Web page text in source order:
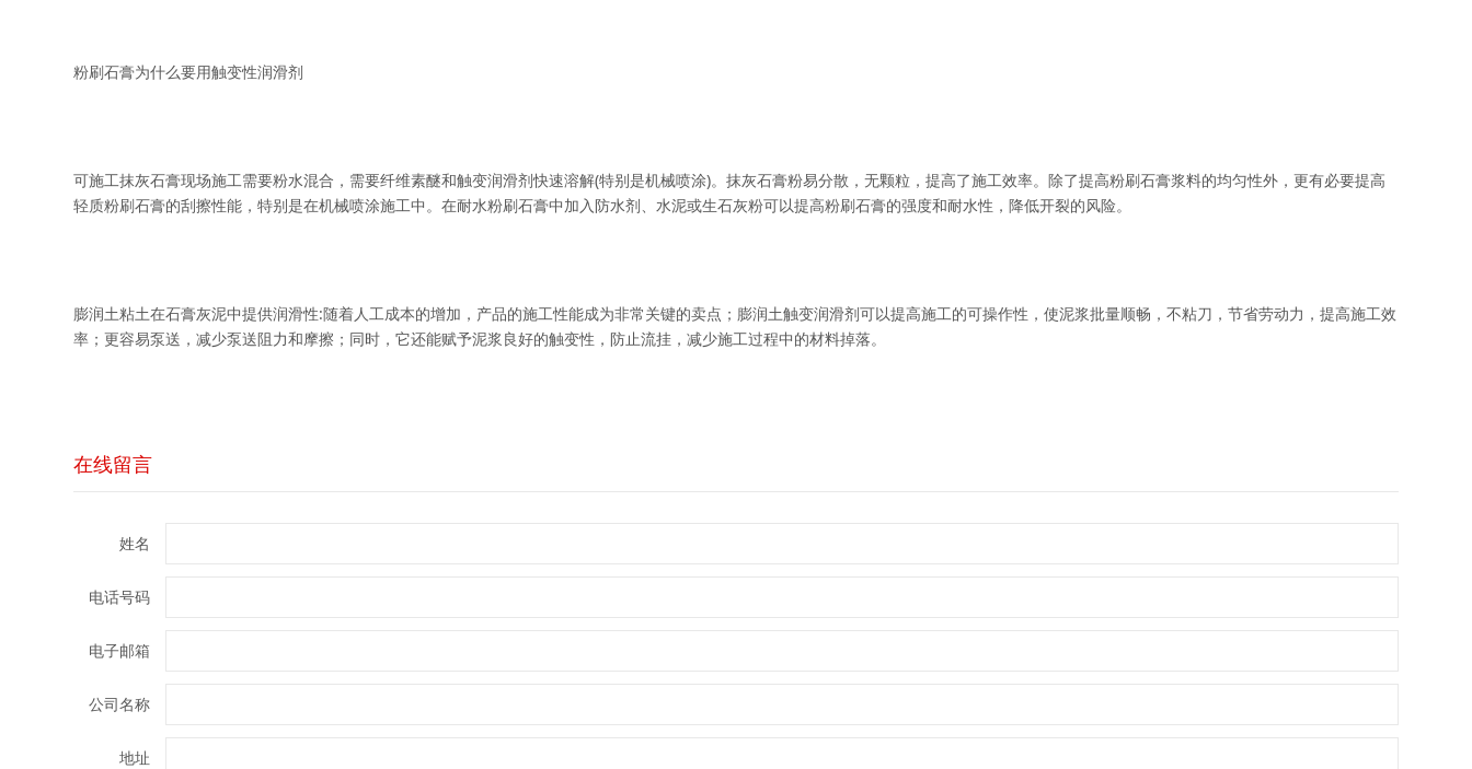
粉刷石膏为什么要用触变性润滑剂
可施工抹灰石膏现场施工需要粉水混合，需要纤维素醚和触变润滑剂快速溶解(特别是机械喷涂)。抹灰石膏粉易分散，无颗粒，提高了施工效率。除了提高粉刷石膏浆料的均匀性外，更有必要提高
轻质粉刷石膏的刮擦性能，特别是在机械喷涂施工中。在耐水粉刷石膏中加入防水剂、水泥或生石灰粉可以提高粉刷石膏的强度和耐水性，降低开裂的风险。
膨润土粘土在石膏灰泥中提供润滑性:随着人工成本的增加，产品的施工性能成为非常关键的卖点；膨润土触变润滑剂可以提高施工的可操作性，使泥浆批量顺畅，不粘刀，节省劳动力，提高施工效
率；更容易泵送，减少泵送阻力和摩擦；同时，它还能赋予泥浆良好的触变性，防止流挂，减少施工过程中的材料掉落。
在线留言
姓名
电话号码
电子邮箱
公司名称
地址